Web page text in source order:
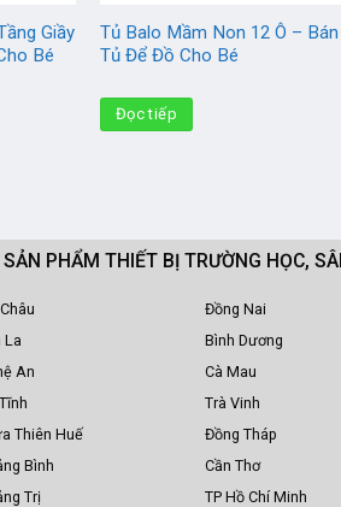
Giầy
Bé
Tủ Balo Mầm Non 12 Ô – Bán
Tủ Để Đồ Cho Bé
Đọc tiếp
PHẨM THIẾT BỊ TRƯỜNG HỌC,
La
An
Thiên Huế
Bình
Trị
Đồng Nai
Bình Dương
Cà Mau
Trà Vinh
Đồng Tháp
Cần Thơ
TP Hồ Chí Minh